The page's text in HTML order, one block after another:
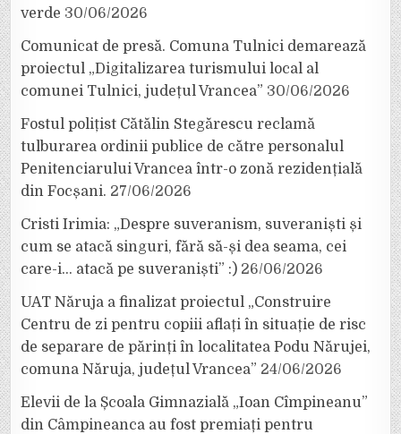
verde 30/06/2026
Comunicat de presă. Comuna Tulnici demarează
proiectul „Digitalizarea turismului local al
comunei Tulnici, județul Vrancea” 30/06/2026
Fostul polițist Cătălin Stegărescu reclamă
tulburarea ordinii publice de către personalul
Penitenciarului Vrancea într-o zonă rezidențială
din Focșani. 27/06/2026
Cristi Irimia: „Despre suveranism, suveraniști și
cum se atacă singuri, fără să-și dea seama, cei
care-i… atacă pe suveraniști” :) 26/06/2026
UAT Năruja a finalizat proiectul „Construire
Centru de zi pentru copiii aflați în situație de risc
de separare de părinți în localitatea Podu Nărujei,
comuna Năruja, județul Vrancea” 24/06/2026
Elevii de la Școala Gimnazială „Ioan Cîmpineanu”
din Câmpineanca au fost premiați pentru